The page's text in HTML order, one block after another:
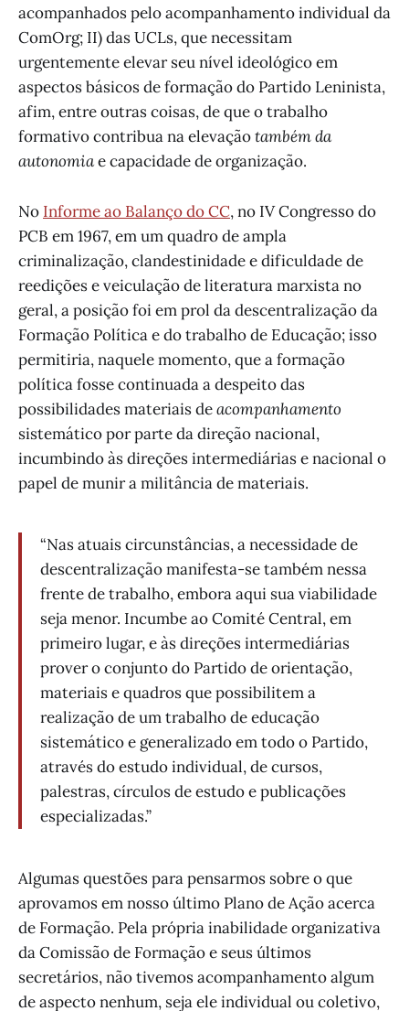
acompanhados pelo acompanhamento individual da
ComOrg; II) das UCLs, que necessitam
urgentemente elevar seu nível ideológico em
aspectos básicos de formação do Partido Leninista,
afim, entre outras coisas, de que o trabalho
formativo contribua na elevaçãotambém da
autonomiae capacidade de organização.
No Informe ao Balanço do CC, no IV Congresso do
PCB em 1967, em um quadro de ampla
criminalização, clandestinidade e dificuldade de
reedições e veiculação de literatura marxista no
geral, a posição foi em prol da descentralização da
Formação Política e do trabalho de Educação; isso
permitiria, naquele momento, que a formação
política fosse continuada a despeito das
possibilidades materiais deacompanhamento
sistemático por parte da direção nacional,
incumbindo às direções intermediárias e nacional o
papel de munir a militância de materiais.
“Nas atuais circunstâncias, a necessidade de
descentralização manifesta-se também nessa
frente de trabalho, embora aqui sua viabilidade
seja menor. Incumbe ao Comité Central, em
primeiro lugar, e às direções intermediárias
prover o conjunto do Partido de orientação,
materiais e quadros que possibilitem a
realização de um trabalho de educação
sistemático e generalizado em todo o Partido,
através do estudo individual, de cursos,
palestras, círculos de estudo e publicações
especializadas.”
Algumas questões para pensarmos sobre o que
aprovamos em nosso último Plano de Ação acerca
de Formação. Pela própria inabilidade organizativa
da Comissão de Formação e seus últimos
secretários, não tivemos acompanhamento algum
de aspecto nenhum, seja ele individual ou coletivo,